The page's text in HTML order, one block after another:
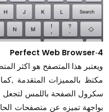
4
-
Perfect Web Browser
ويعتبر هذا المتصفح هو اكثر
مكتظ بالمميزات المتقدمة
سكرول الصفحة باللمس لتجعل
بواجهة تميزه عن متصفحات